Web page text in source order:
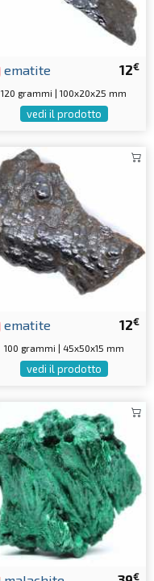
12€
ematite
120 grammi | 100x20x25 mm
vedi il prodotto
12€
ematite
100 grammi | 45x50x15 mm
vedi il prodotto
€